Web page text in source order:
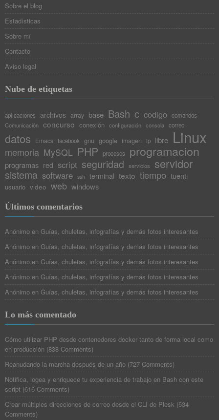
Sobre el blog
Estadísticas
Sobre mí
Contacto
Aviso legal
Nube de etiquetas
aplicaciones archivos array base Bash c codigo
comandos
Comunicación concurso conexión configuración consola correo
datos Emacs facebook gnu google imagen ip libre Linux
memoria MySQL PHP procesos programacion
programas red script seguridad servicios servidor
sistema software ssh terminal texto tiempo tuenti
usuario video web windows
Últimos comentarios
Anónimo en Guías, chuletas, infografías y demás fotos interesantes
Anónimo en Guías, chuletas, infografías y demás fotos interesantes
Anónimo en Guías, chuletas, infografías y demás fotos interesantes
Anónimo en Guías, chuletas, infografías y demás fotos interesantes
Anónimo en Guías, chuletas, infografías y demás fotos interesantes
Lo más comentado
Cómo utilizar PHP desde contenedores docker tanto de forma local como
en producción (838 Comments)
Reanudando la marcha después de un año (727 Comments)
Notifica, logea y enriquece tu experiencia de trabajo en Bash con este
script (616 Comments)
Crear múltiples direcciones de correo desde el CLI de Plesk (534
Comments)